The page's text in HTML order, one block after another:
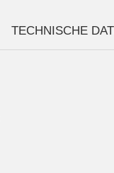
TECHNISCHE